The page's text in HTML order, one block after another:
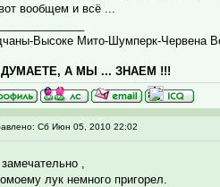
вообщем и всё ...
Высоке Мито-Шумперк-Червена
А МЫ ... ЗНАЕМ !!!
Сб Июн 05, 2010 22:02
,
лук немного пригорел.